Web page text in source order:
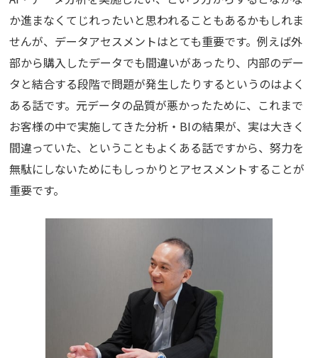
か進まなくてじれったいと思われることもあるかもしれま
せんが、データアセスメントはとても重要です。例えば外
部から購入したデータでも間違いがあったり、内部のデー
タと結合する段階で問題が発生したりするというのはよく
ある話です。元データの品質が悪かったために、これまで
お客様の中で実施してきた分析・BIの結果が、実は大きく
間違っていた、ということもよくある話ですから、努力を
無駄にしないためにもしっかりとアセスメントすることが
重要です。